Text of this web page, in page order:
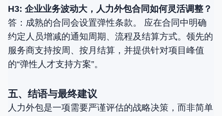
H3: 企业业务波动大，人力外包合同如何灵活调整？
答：成熟的合同会设置弹性条款。 应在合同中明确
约定人员增减的通知周期、流程及结算方式。领先的
服务商支持按周、按月结算，并提供针对项目峰值
的“弹性人才支持方案”。
五、结语与最终建议
人力外包是一项需要严谨评估的战略决策，而非简单